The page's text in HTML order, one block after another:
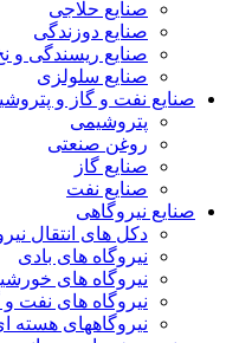
صنایع حلاجی
صنایع دوزندگی
صنایع ریسندگی و نخ
صنایع سلولزی
صنایع نفت و گاز و پتروشیمی
پتروشیمی
روغن صنعتی
صنایع گاز
صنایع نفت
صنایع نیروگاهی
دکل های انتقال نیرو
نیروگاه های بادی
نیروگاه های خورشیدی
نیروگاه های نفت و گاز
نیروگاههای هسته ای